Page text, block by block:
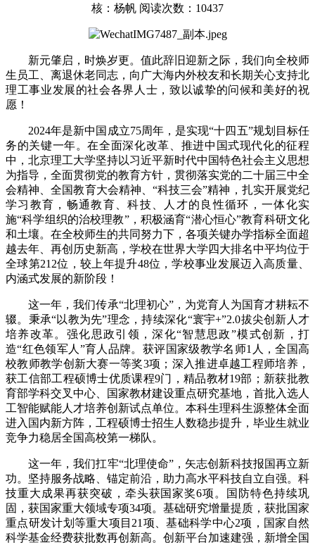
核：杨帆 阅读次数： 10437
新元肇启，时焕岁更。值此辞旧迎新之际，我们向全校师
生员工、离退休老同志，向广大海内外校友和长期关心支持北
理工事业发展的社会各界人士，致以诚挚的问候和美好的祝
愿！
2024年是新中国成立75周年，是实现“十四五”规划目标任
务的关键一年。在全面深化改革、推进中国式现代化的征程
中，北京理工大学坚持以习近平新时代中国特色社会主义思想
为指导，全面贯彻党的教育方针，贯彻落实党的二十届三中全
会精神、全国教育大会精神、“科技三会”精神，扎实开展党纪
学习教育，畅通教育、科技、人才的良性循环，一体化实
施“科学组织的治校理教”，积极涵育“潜心恒心”教育科研文化
和土壤。在全校师生的共同努力下，各项关键办学指标全面超
越去年、再创历史新高，学校在世界大学四大排名中平均位于
全球第212位，较上年提升48位，学校事业发展迈入高质量、
内涵式发展的新阶段！
这一年，我们传承“北理初心”，为党育人为国育才耕耘不
辍。秉承“以教为先”理念，持续深化“寰宇+”2.0拔尖创新人才
培养改革。强化思政引领，深化“智慧思政”模式创新，打
造“红色领军人”育人品牌。获评国家级教学名师1人，全国高
校教师教学创新大赛一等奖3项；深入推进卓越工程师培养，
获工信部工程硕博士优质课程9门，精品教材19部；新获批教
育部学科交叉中心、国家教材建设重点研究基地，首批入选人
工智能赋能人才培养创新试点单位。本科生理科生源整体全面
进入国内新方阵，工程硕博士招生人数稳步提升，毕业生就业
竞争力稳居全国高校第一梯队。
这一年，我们扛牢“北理使命”，矢志创新科技报国再立新
功。坚持服务战略、锚定前沿，助力高水平科技自立自强。科
技重大成果再获突破，牵头获国家奖6项。国防特色持续巩
固，获国家重大领域专项34项。基础研究增量提质，获批国家
重点研发计划等重大项目21项、基础科学中心2项，国家自然
科学基金经费获批数再创新高。创新平台加速建强，新增全国